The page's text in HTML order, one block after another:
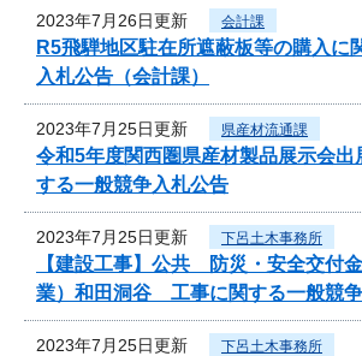
2023年7月26日更新 会計課
R5飛騨地区駐在所遮蔽板等の購入に
入札公告（会計課）
2023年7月25日更新 県産材流通課
令和5年度関西圏県産材製品展示会出
する一般競争入札公告
2023年7月25日更新 下呂土木事務所
【建設工事】公共 防災・安全交付
業）和田洞谷 工事に関する一般競
2023年7月25日更新 下呂土木事務所